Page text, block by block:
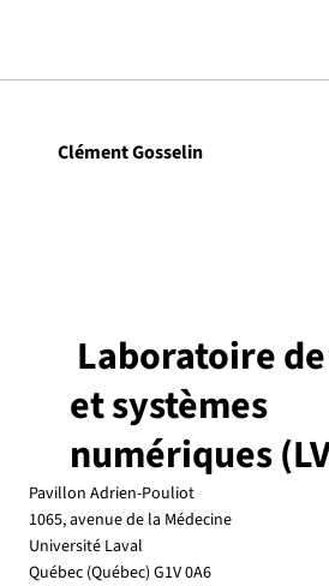
Clément Gosselin
Laboratoire
et systèmes
numériques
Pavillon Adrien-Pouliot
1065, avenue de la Médecine
Université Laval
Québec (Québec) G1V 0A6